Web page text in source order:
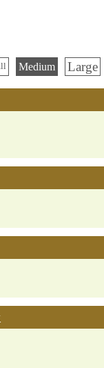
Medium Large